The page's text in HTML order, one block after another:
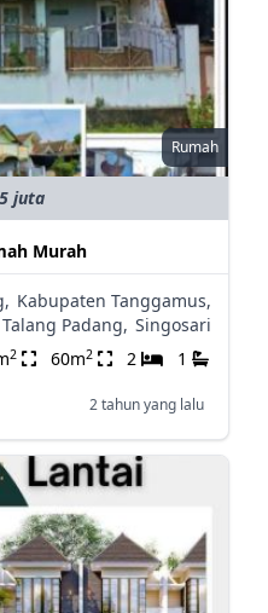
Rumah
juta
Murah
Kabupaten Tanggamus,
Talang Padang, Singosari
2 60m2 2 1
2 tahun yang lalu